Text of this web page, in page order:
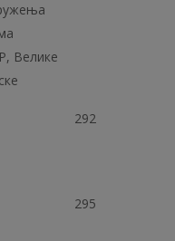
Велике
292
295